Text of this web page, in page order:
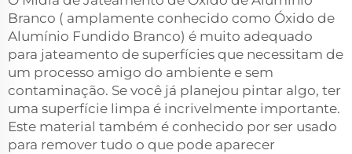
Branco ( amplamente conhecido como Óxido de
Alumínio Fundido Branco) é muito adequado
para jateamento de superfícies que necessitam de
um processo amigo do ambiente e sem
contaminação. Se você já planejou pintar algo, ter
uma superfície limpa é incrivelmente importante.
Este material também é conhecido por ser usado
para remover tudo o que pode aparecer